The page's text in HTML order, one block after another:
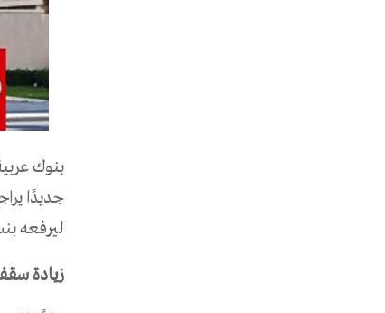
جديدًا
ليرفعه بنسبة 33%، بهدف تسهيل تنقل
زيادة